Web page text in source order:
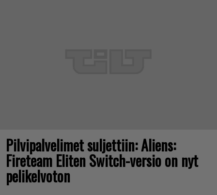
Pilvipalvelimet suljettiin: Aliens:
Fireteam Eliten Switch-versio on nyt
pelikelvoton